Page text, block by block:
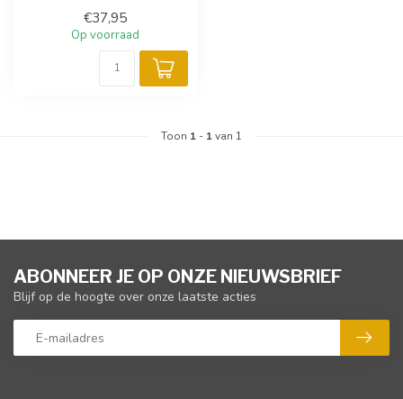
€37,95
Op voorraad
Toon 1 - 1van 1
ABONNEER JE OP ONZE NIEUWSBRIEF
Blijf op de hoogte over onze laatste acties